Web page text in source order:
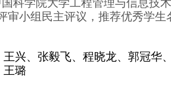
科学院大学工程管理与信息技
小组民主评议，推荐优秀学生
兴、张毅飞、程晓龙、郭冠华
王璐